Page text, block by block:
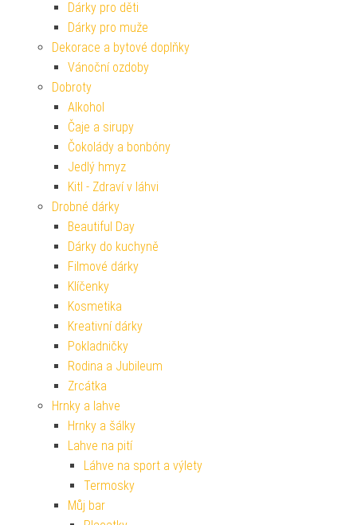
Dárky pro děti
Dárky pro muže
Dekorace a bytové doplňky
Vánoční ozdoby
Dobroty
Alkohol
Čaje a sirupy
Čokolády a bonbóny
Jedlý hmyz
Kitl - Zdraví v láhvi
Drobné dárky
Beautiful Day
Dárky do kuchyně
Filmové dárky
Klíčenky
Kosmetika
Kreativní dárky
Pokladničky
Rodina a Jubileum
Zrcátka
Hrnky a lahve
Hrnky a šálky
Lahve na pití
Láhve na sport a výlety
Termosky
Můj bar